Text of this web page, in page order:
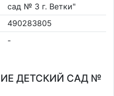
сад № 3 г. Ветки"
490283805
-
ДЕТСКИЙ САД №